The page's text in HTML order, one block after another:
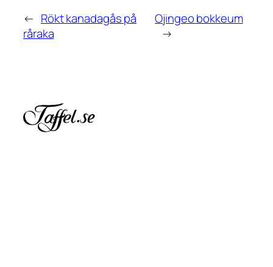
← Rökt kanadagås på
råraka
Ojingeo bokkeum
→